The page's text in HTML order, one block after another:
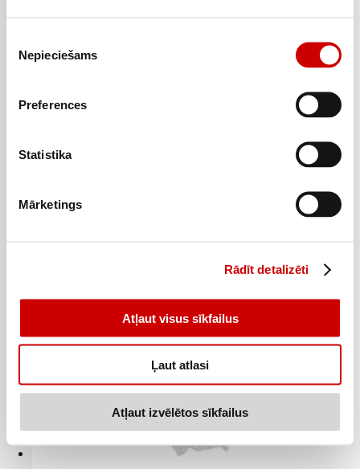
izvēle
Nepieciešams
Preferences
Statistika
Mārketings
Rādīt detalizēti
Atļaut visus sīkfailus
Ļaut atlasi
Atļaut izvēlētos sīkfailus
1
. 79€